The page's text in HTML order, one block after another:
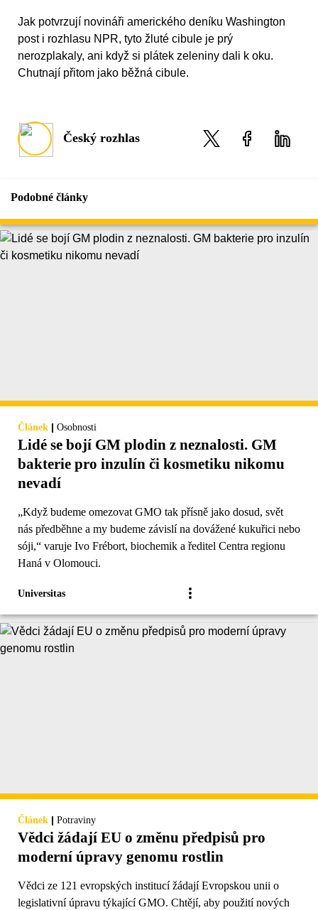
Jak potvrzují novináři amerického deníku Washington
post i rozhlasu NPR, tyto žluté cibule je prý
nerozplakaly, ani když si plátek zeleniny dali k oku.
Chutnají přitom jako běžná cibule.
Český rozhlas
Podobné články
Článek | Osobnosti
Lidé se bojí GM plodin z neznalosti. GM
bakterie pro inzulín či kosmetiku nikomu
nevadí
„Když budeme omezovat GMO tak přísně jako dosud, svět
nás předběhne a my budeme závislí na dovážené kukuřici nebo
sóji,“ varuje Ivo Frébort, biochemik a ředitel Centra regionu
Haná v Olomouci.
Universitas
Článek | Potraviny
Vědci žádají EU o změnu předpisů pro
moderní úpravy genomu rostlin
Vědci ze 121 evropských institucí žádají Evropskou unii o
legislativní úpravu týkající GMO. Chtějí, aby použití nových